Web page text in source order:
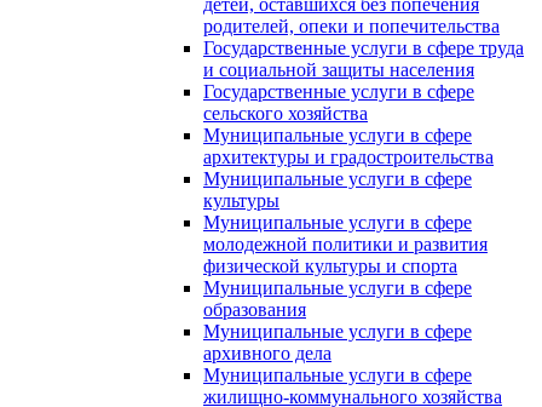
родителей, опеки и попечительства
Государственные услуги в сфере труда
и социальной защиты населения
Государственные услуги в сфере
сельского хозяйства
Муниципальные услуги в сфере
архитектуры и градостроительства
Муниципальные услуги в сфере
культуры
Муниципальные услуги в сфере
молодежной политики и развития
физической культуры и спорта
Муниципальные услуги в сфере
образования
Муниципальные услуги в сфере
архивного дела
Муниципальные услуги в сфере
жилищно-коммунального хозяйства